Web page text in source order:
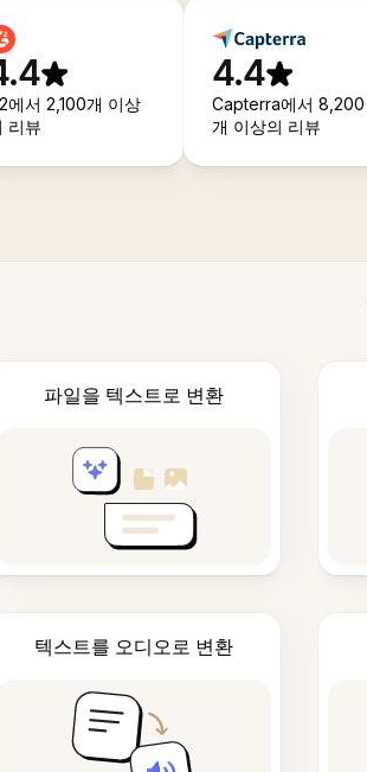
에서 2,100개 이상
리뷰
4.4
Capterra에서 8,200
개 이상의 리뷰
파일을 텍스트로 변환
텍스트를 오디오로 변환